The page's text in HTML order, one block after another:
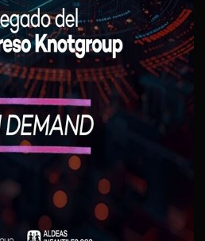
en
ritmo
curso cuando quieras y ver
que prefieras, excepto